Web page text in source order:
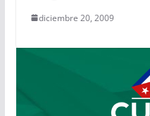
diciembre 20, 2009